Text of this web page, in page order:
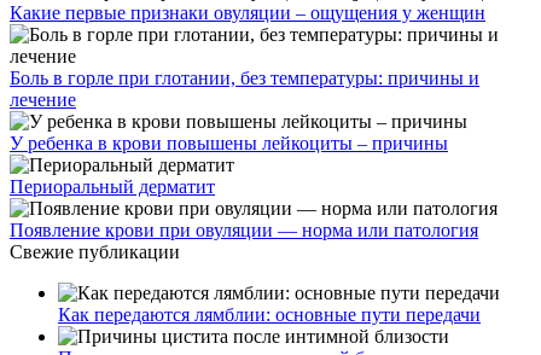
Какие первые признаки овуляции – ощущения у женщин
Боль в горле при глотании, без температуры: причины и
лечение
У ребенка в крови повышены лейкоциты – причины
Периоральный дерматит
Появление крови при овуляции — норма или патология
Свежие публикации
Как передаются лямблии: основные пути передачи